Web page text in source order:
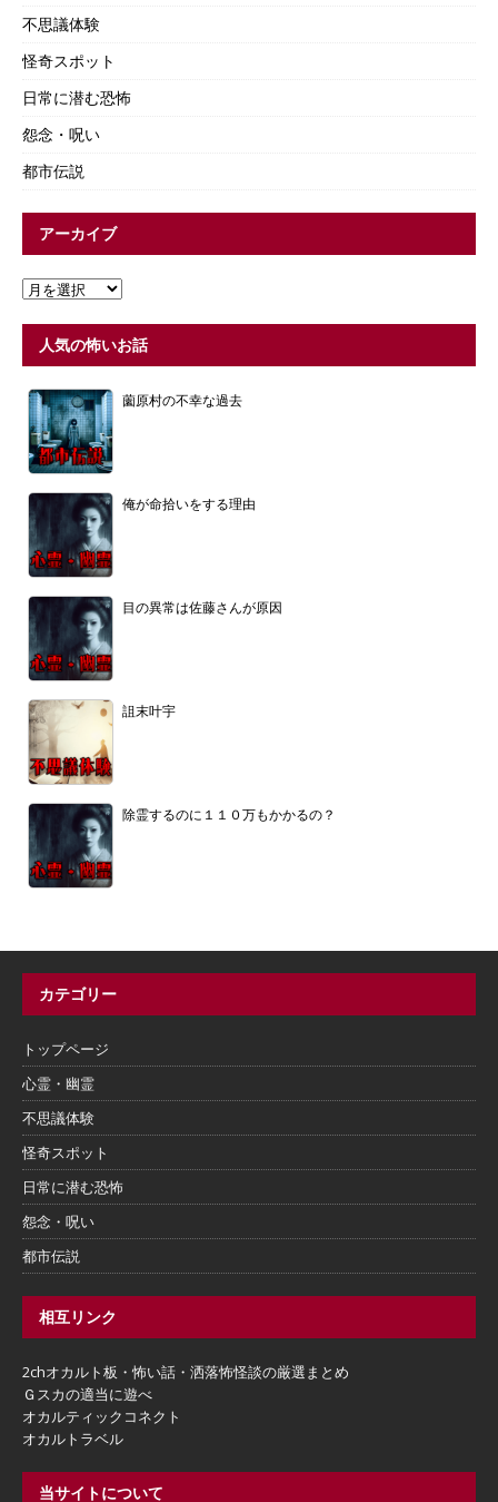
不思議体験
怪奇スポット
日常に潜む恐怖
怨念・呪い
都市伝説
アーカイブ
人気の怖いお話
薗原村の不幸な過去
俺が命拾いをする理由
目の異常は佐藤さんが原因
詛末叶宇
除霊するのに１１０万もかかるの？
カテゴリー
トップページ
心霊・幽霊
不思議体験
怪奇スポット
日常に潜む恐怖
怨念・呪い
都市伝説
相互リンク
2chオカルト板・怖い話・洒落怖怪談の厳選まとめ
Ｇスカの適当に遊べ
オカルティックコネクト
オカルトラベル
当サイトについて